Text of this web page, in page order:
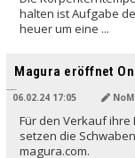
halten ist Aufgabe
heuer um eine ...
Magura eröffnet
06.02.24 17:05
Für den Verkauf
setzen die
magura.com.